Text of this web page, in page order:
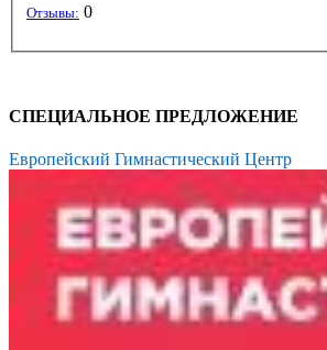
Отзывы: 0
СПЕЦИАЛЬНОЕ ПРЕДЛОЖЕНИЕ
Европейский Гимнастический Центр